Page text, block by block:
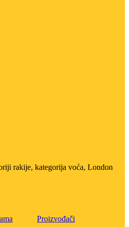
rakije, kategorija voća, London
Proizvođači